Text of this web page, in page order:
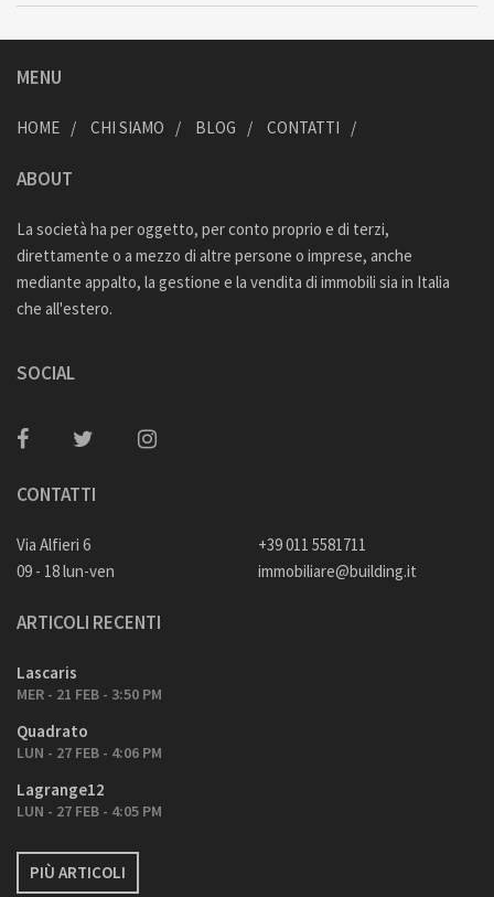
MENU
HOME CHI SIAMO BLOG CONTATTI
ABOUT
La società ha per oggetto, per conto proprio e di terzi,
direttamente o a mezzo di altre persone o imprese, anche
mediante appalto, la gestione e la vendita di immobili sia in Italia
che all'estero.
SOCIAL
CONTATTI
Via Alfieri 6
09 - 18 lun-ven
+39 011 5581711
immobiliare@building.it
ARTICOLI RECENTI
Lascaris
MER - 21 FEB - 3:50 PM
Quadrato
LUN - 27 FEB - 4:06 PM
Lagrange12
LUN - 27 FEB - 4:05 PM
PIÙ ARTICOLI